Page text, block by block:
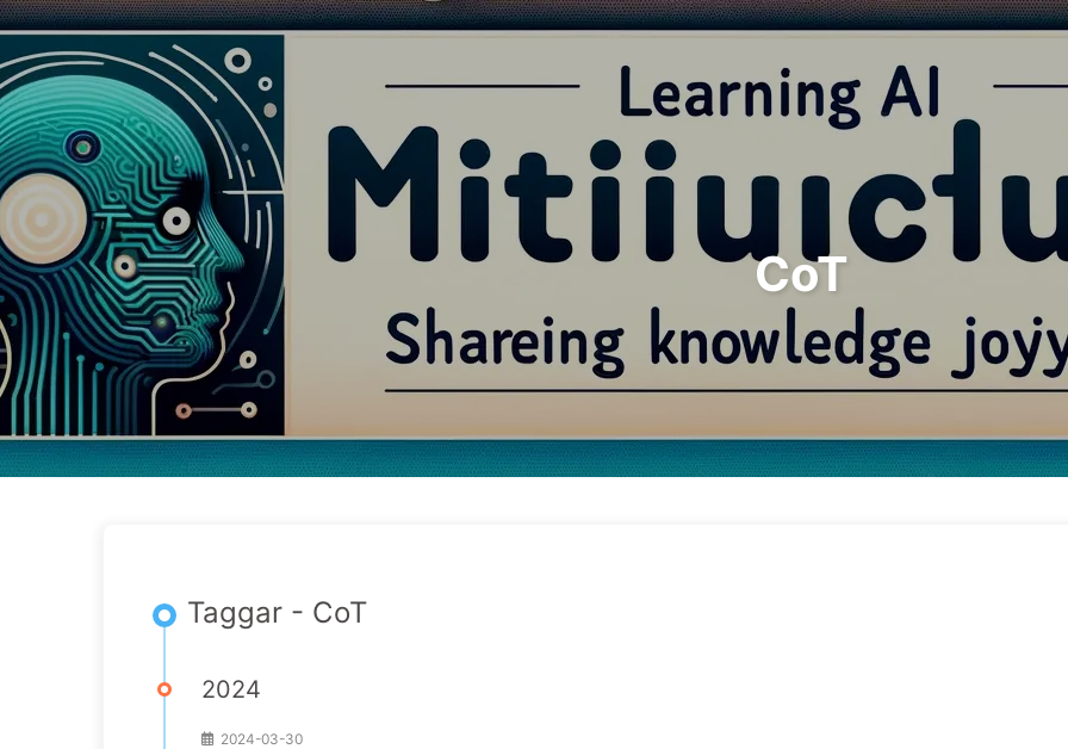
Vägen till AI-transformation Sök Hem Arkiv
CoT
Taggar - CoT
2024
2024-03-30